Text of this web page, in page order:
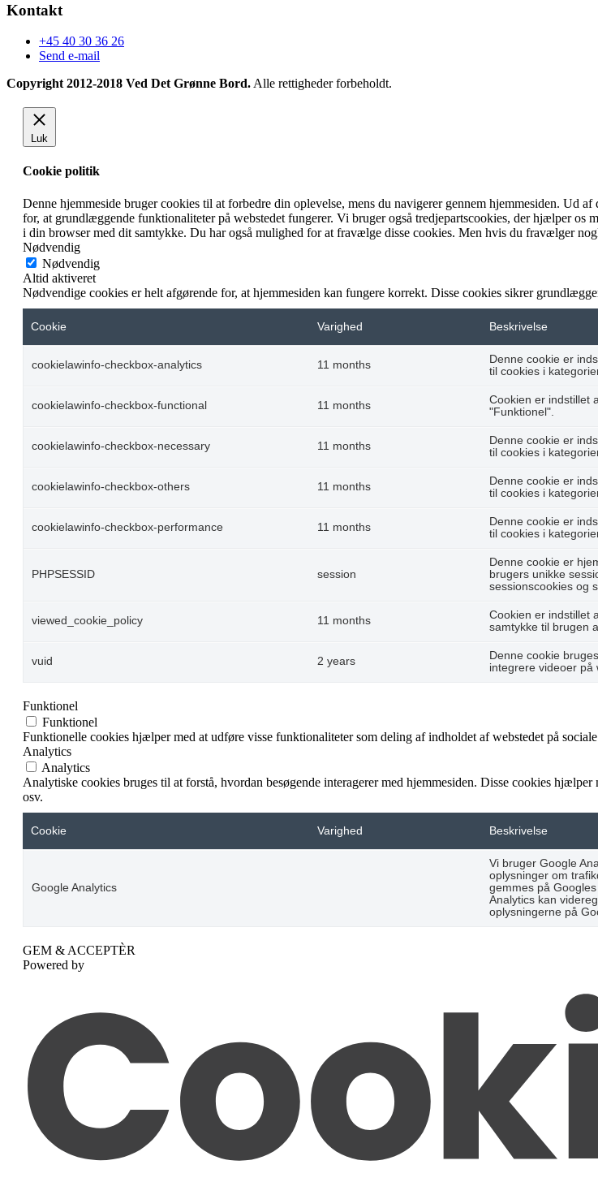
Kontakt
+45 40 30 36 26
Send e-mail
Copyright 2012-2018 Ved Det Grønne Bord. Alle rettigheder forbeholdt.
Luk
Cookie politik
Denne hjemmeside bruger cookies til at forbedre din oplevelse, mens du navigerer gennem hjemmesiden. Ud
for, at grundlæggende funktionaliteter på webstedet fungerer. Vi bruger også tredjepartscookies, der hjælper os
i din browser med dit samtykke. Du har også mulighed for at fravælge disse cookies. Men hvis du fravælger
Nødvendig
Nødvendig
Altid aktiveret
Nødvendige cookies er helt afgørende for, at hjemmesiden kan fungere korrekt. Disse cookies sikrer
Cookie Varighed Beskrivelse
cookielawinfo-checkbox-analytics 11 months
Denne cookie er
til cookies i
cookielawinfo-checkbox-functional 11 months
Cookien er indstillet
"Funktionel".
cookielawinfo-checkbox-necessary 11 months
Denne cookie er
til cookies i
cookielawinfo-checkbox-others 11 months
Denne cookie er
til cookies i
cookielawinfo-checkbox-performance 11 months
Denne cookie er
til cookies i
PHPSESSID session
Denne cookie er
brugers unikke
sessionscookies og
viewed_cookie_policy 11 months
Cookien er indstillet
samtykke til brugen
vuid 2 years
Denne cookie
integrere videoer på
Funktionel
Funktionel
Funktionelle cookies hjælper med at udføre visse funktionaliteter som deling af indholdet af webstedet på
Analytics
Analytics
Analytiske cookies bruges til at forstå, hvordan besøgende interagerer med hjemmesiden. Disse cookies
osv.
Cookie Varighed Beskrivelse
Google Analytics
Vi bruger Google
oplysninger om
gemmes på
Analytics kan
oplysningerne på
GEM & ACCEPTÈR
Powered by